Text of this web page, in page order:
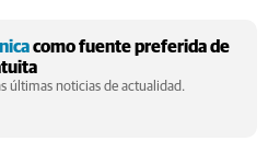
como fuente preferida de
últimas noticias de actualidad.